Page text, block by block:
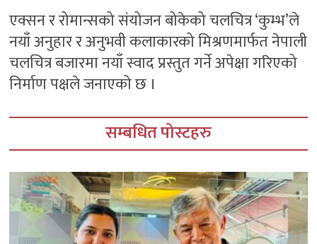
एक्सन र रोमान्सको संयोजन बोकेको चलचित्र ‘कुम्भ’ले
नयाँ अनुहार र अनुभवी कलाकारको मिश्रणमार्फत नेपाली
चलचित्र बजारमा नयाँ स्वाद प्रस्तुत गर्ने अपेक्षा गरिएको
निर्माण पक्षले जनाएको छ ।
सम्बधित पोस्टहरु